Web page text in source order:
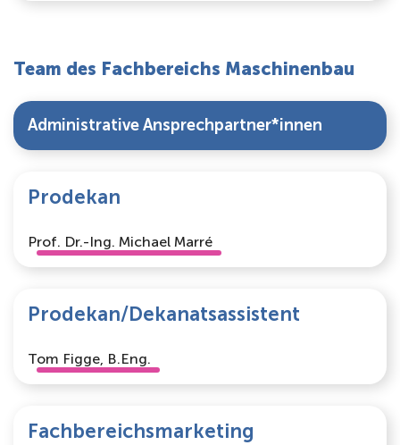
Team des Fachbereichs Maschinenbau
Administrative Ansprechpartner*innen
Prodekan
Prof. Dr.-Ing. Michael Marré
Prodekan/Dekanatsassistent
Tom Figge, B.Eng.
Fachbereichsmarketing